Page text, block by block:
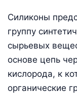
Силиконы
группу
сырьевых
основе цепь
кислорода, к
органические